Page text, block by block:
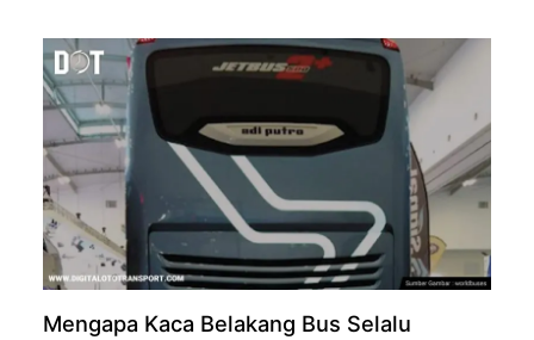
Mengapa Kaca Belakang Bus Selalu